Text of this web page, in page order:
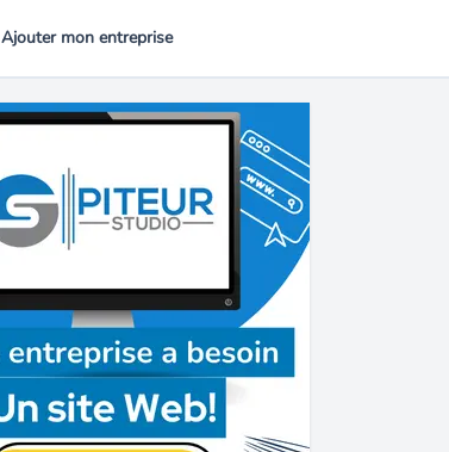
Ajouter mon entreprise